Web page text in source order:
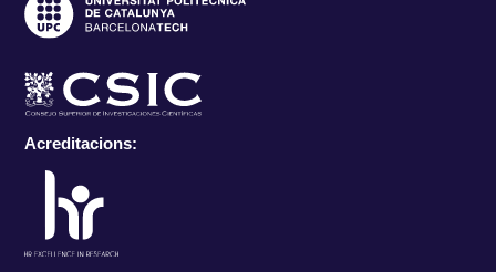
Acreditacions: